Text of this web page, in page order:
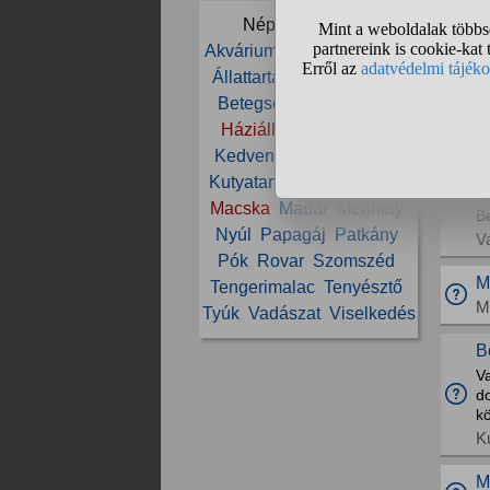
Népszerű témák:
Akvárium
Állat Állatorvos
Állattartás
Állatvédelem
Betegség
Háziállat
Kedvenc
Kutyatartás
Macska
Madár
Nyúl
Papagáj
Patkány
Pók Rovar Szomszéd
Tengerimalac Tenyésztő
Tyúk Vadászat Viselkedés